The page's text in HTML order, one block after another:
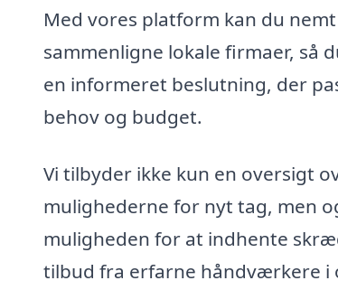
Med vores platform kan du nemt
sammenligne lokale firmaer, så
en informeret beslutning, der
behov og budget.
Vi tilbyder ikke kun en oversigt
mulighederne for nyt tag, men
muligheden for at indhente
tilbud fra erfarne håndværkere i